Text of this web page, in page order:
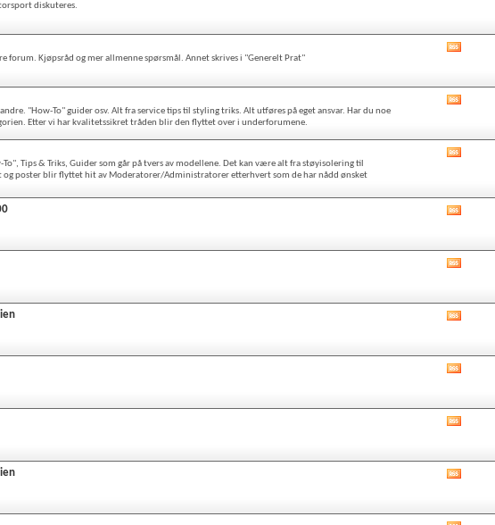
diskuteres.
forum. Kjøpsråd og mer allmenne spørsmål. Annet skrives i "Generelt Prat"
"How-To" guider osv. Alt fra service tips til styling triks. Alt utføres på eget ansvar. Har du noe
Etter vi har kvalitetssikret tråden blir den flyttet over i underforumene.
Tips & Triks, Guider som går på tvers av modellene. Det kan være alt fra støyisolering til
poster blir flyttet hit av Moderatorer/Administratorer etterhvert som de har nådd ønsket